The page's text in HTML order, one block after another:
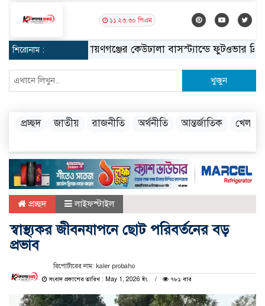
১১:২৩:৩১ পিএম
শিরোনাম : নারায়ণগঞ্জের কেউঢালা বাসস্ট্যান্ডে ফুটওভার ব্রিজ
খুজুন
প্রচ্ছদ জাতীয় রাজনীতি অর্থনীতি আন্তর্জাতিক খেলা
প্রচ্ছদ লাইফস্টাইল
স্বাস্থ্যকর জীবনযাপনে ছোট পরিবর্তনের বড়
প্রভাব
রিপোর্টারের নাম: kaler probaho
সংবাদ প্রকাশের তারিখ : May 1, 2026 ইং
৭৮১ বার